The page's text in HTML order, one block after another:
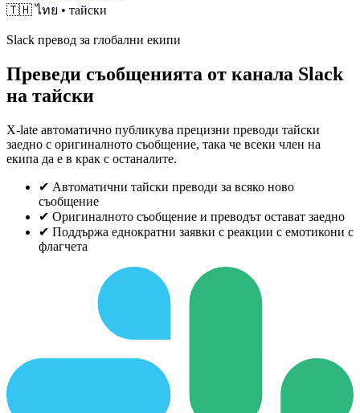
🇹🇭 ไทย • тайски
Slack превод за глобални екипи
Преведи съобщенията от канала Slack
на тайски
X-late автоматично публикува прецизни преводи тайски
заедно с оригиналното съобщение, така че всеки член на
екипа да е в крак с останалите.
✔ Автоматични тайски преводи за всяко ново
съобщение
✔ Оригиналното съобщение и преводът остават заедно
✔ Поддържа еднократни заявки с реакции с емотикони с
флагчета